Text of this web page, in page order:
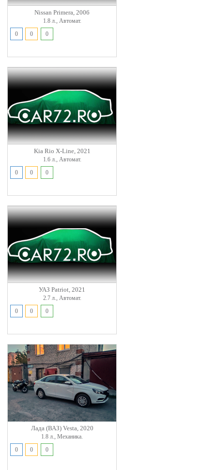
Nissan Primera, 2006
1.8 л., Автомат.
0
0 0
Kia Rio X-Line, 2021
1.6 л., Автомат.
0
0 0
УАЗ Patriot, 2021
2.7 л., Автомат.
0
0 0
Лада (ВАЗ) Vesta, 2020
1.8 л., Механика.
0
0 0